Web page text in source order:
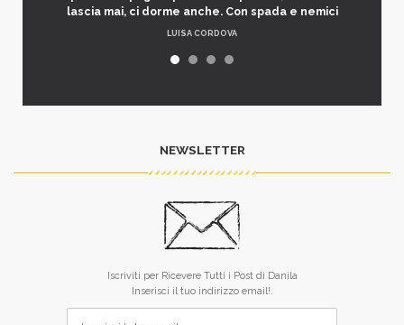
lascia mai, ci dorme anche. Con spada e nemici
LUISA CORDOVA
NEWSLETTER
Iscriviti per Ricevere Tutti i Post di Danila
Inserisci il tuo indirizzo email!.